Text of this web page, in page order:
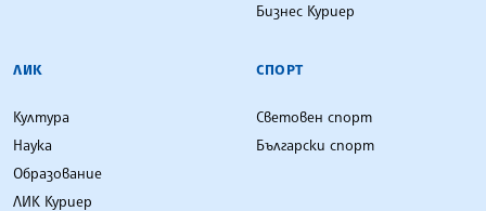
Бизнес Куриер
ЛИК
Култура
Наука
Образование
ЛИК Куриер
СПОРТ
Световен спорт
Български спорт